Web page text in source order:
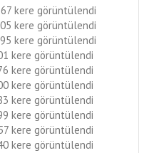
kere görüntülendi
kere görüntülendi
kere görüntülendi
kere görüntülendi
kere görüntülendi
kere görüntülendi
kere görüntülendi
kere görüntülendi
kere görüntülendi
kere görüntülendi